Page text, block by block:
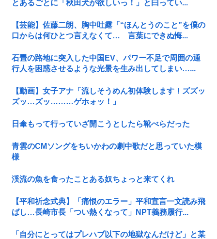
とあるごとに「秋田犬が欲しいっ！」と曰ってい...
【芸能】佐藤二朗、胸中吐露「“ほんとうのこと”を僕の
口からは何ひとつ言えなくて… 言葉にできぬ悔...
石畳の路地に突入した中国EV、パワー不足で周囲の通
行人を困惑させるような光景を生み出してしまい…...
【動画】女子アナ「流しそうめん初体験します！ズズッ
ズッ…ズッ………ゲホォッ！」
日傘もって行っていざ開こうとしたら靴べらだった
青雲のCMソングをちいかわの劇中歌だと思っていた模
様
渓流の魚を食ったことある奴ちょっと来てくれ
【平和祈念式典】「痛恨のエラー」平和宣言一文読み飛
ばし…長崎市長「つい熱くなって」NPT義務履行...
「自分にとってはプレハブ以下の地獄なんだけど」と某